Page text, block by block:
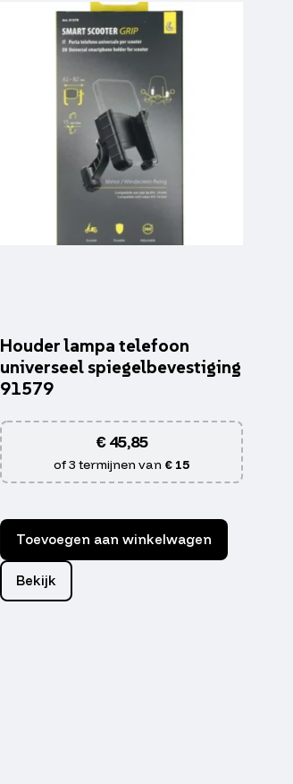
Houder lampa telefoon
universeel spiegelbevestiging
91579
€45,85
of 3 termijnen van € 15
Toevoegen aan winkelwagen
Bekijk